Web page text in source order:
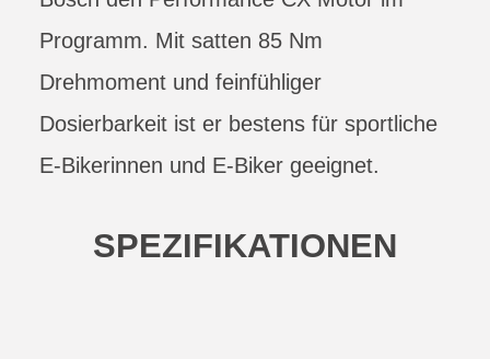
Programm. Mit satten 85 Nm
Drehmoment und feinfühliger
Dosierbarkeit ist er bestens für sportliche
E-Bikerinnen und E-Biker geeignet.
SPEZIFIKATIONEN